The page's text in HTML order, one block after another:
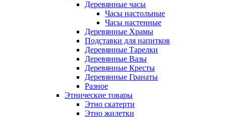
Деревянные часы
Часы настольные
Часы настенные
Деревянные Храмы
Подставки для напитков
Деревянные Тарелки
Деревянные Вазы
Деревянные Кресты
Деревянные Гранаты
Разное
Этнические товары
Этно скатерти
Этно жилетки